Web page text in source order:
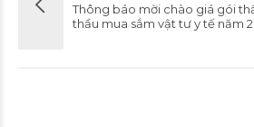
Thông báo mời chào giá gói
thầu mua sắm vật tư y tế năm